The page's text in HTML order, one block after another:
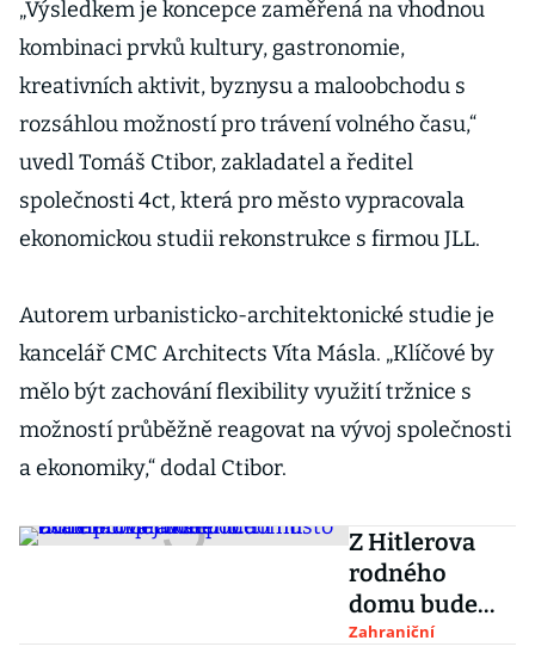
návodem
„Výsledkem je koncepce zaměřená na vhodnou
kombinaci prvků kultury, gastronomie,
kreativních aktivit, byznysu a maloobchodu s
rozsáhlou možností pro trávení volného času,“
uvedl Tomáš Ctibor, zakladatel a ředitel
společnosti 4ct, která pro město vypracovala
ekonomickou studii rekonstrukce s firmou JLL.
Autorem urbanisticko-architektonické studie je
kancelář CMC Architects Víta Másla. „Klíčové by
mělo být zachování flexibility využití tržnice s
možností průběžně reagovat na vývoj společnosti
a ekonomiky,“ dodal Ctibor.
Z Hitlerova
rodného
domu bude
policejní
Zahraniční